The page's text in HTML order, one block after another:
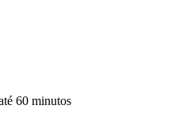
60 minutos